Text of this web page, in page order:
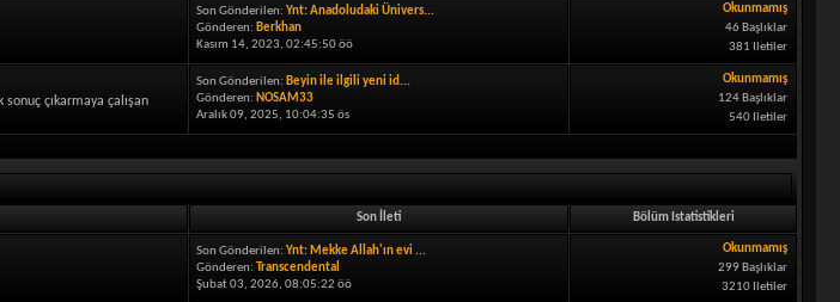
Son Gönderilen: Ynt: Anadoludaki Ünivers...
Gönderen: Berkhan
Kasım 14, 2023, 02:45:50 öö
Okunmamış
46 Başlıklar
381 Iletiler
çıkarmaya çalışan
Son Gönderilen: Beyin ile ilgili yeni id...
Gönderen: NOSAM33
Aralık 09, 2025, 10:04:35 ös
Okunmamış
124 Başlıklar
540 Iletiler
Son İleti Bölüm Istatistikleri
Son Gönderilen: Ynt: Mekke Allah'ın evi ...
Gönderen: Transcendental
Şubat 03, 2026, 08:05:22 öö
Okunmamış
299 Başlıklar
3210 Iletiler